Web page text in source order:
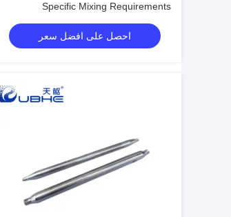
Specific Mixing Requirements
احصل على افضل سعر